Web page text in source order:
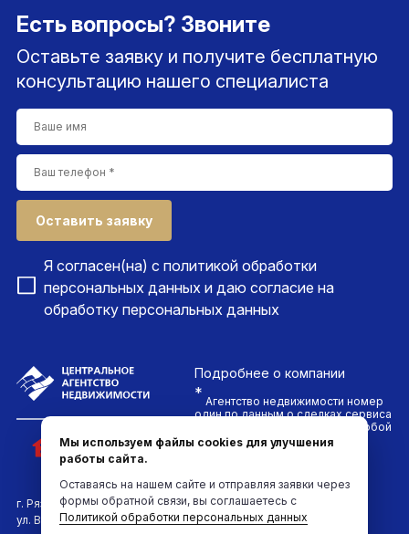
Есть вопросы? Звоните
Оставьте заявку и получите бесплатную
консультацию нашего специалиста
Оставить заявку
Я согласен(на) с политикой обработки
персональных данных и даю согласие на
обработку персональных данных
Подробнее о компании
* Агентство недвижимости номер
один по данным о сделках сервиса
ДомКлик. Проводим сделки любой
сложности и гарантируем
безопасность каждого клиента
г. Рязань
ул. Вокзальная, д.6
Мы используем файлы cookies для улучшения
работы сайта.
Оставаясь на нашем сайте и отправляя заявки через
формы обратной связи, вы соглашаетесь с
Политикой обработки персональных данных